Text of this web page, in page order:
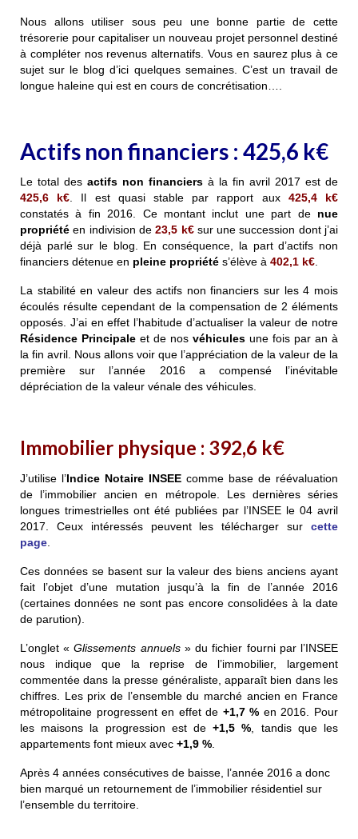
Nous allons utiliser sous peu une bonne partie de cette
trésorerie pour capitaliser un nouveau projet personnel destiné
à compléter nos revenus alternatifs. Vous en saurez plus à ce
sujet sur le blog d’ici quelques semaines. C’est un travail de
longue haleine qui est en cours de concrétisation….
Actifs non financiers : 425,6 k€
Le total des actifs non financiers à la fin avril 2017 est de
425,6 k€ . Il est quasi stable par rapport aux425,4 k€
constatés à fin 2016. Ce montant inclut une part de nue
propriété en indivision de23,5 k€ sur une succession dont j’ai
déjà parlé sur le blog. En conséquence, la part d’actifs non
financiers détenue en pleine propriété s’élève à 402,1 k€
La stabilité en valeur des actifs non financiers sur les 4 mois
écoulés résulte cependant de la compensation de 2 éléments
opposés. J’ai en effet l’habitude d’actualiser la valeur de notre
Résidence Principale et de nos véhicules une fois par an à
la fin avril. Nous allons voir que l’appréciation de la valeur de la
première sur l’année 2016 a compensé l’inévitable
dépréciation de la valeur vénale des véhicules.
Immobilier physique : 392,6 k€
J’utilise l’Indice Notaire INSEE comme base de réévaluation
de l’immobilier ancien en métropole. Les dernières séries
longues trimestrielles ont été publiées par l’INSEE le 04 avril
2017. Ceux intéressés peuvent les télécharger sur cette
page
Ces données se basent sur la valeur des biens anciens ayant
fait l’objet d’une mutation jusqu’à la fin de l’année 2016
(certaines données ne sont pas encore consolidées à la date
de parution).
L’onglet «Glissements annuels» du fichier fourni par l’INSEE
nous indique que la reprise de l’immobilier, largement
commentée dans la presse généraliste, apparaît bien dans les
chiffres. Les prix de l’ensemble du marché ancien en France
métropolitaine progressent en effet de +1,7 % en 2016. Pour
les maisons la progression est de+1,5 % , tandis que les
appartements font mieux avec +1,9 %
Après 4 années consécutives de baisse, l’année 2016 a donc
bien marqué un retournement de l’immobilier résidentiel sur
l’ensemble du territoire.